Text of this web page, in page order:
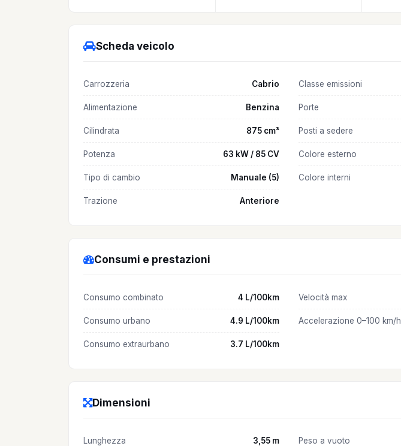
Scheda veicolo
Carrozzeria Cabrio
Alimentazione Benzina
Cilindrata 875 cm³
Potenza 63 kW / 85 CV
Tipo di cambio Manuale (5)
Trazione Anteriore
Classe emissioni
Porte
Posti a sedere
Colore esterno
Colore interni
Consumi e prestazioni
Consumo combinato 4 L/100km
Consumo urbano 4.9 L/100km
Consumo extraurbano 3.7 L/100km
Velocità max
Accelerazione 0–100 km/h
Dimensioni
Lunghezza 3,55 m Peso a vuoto